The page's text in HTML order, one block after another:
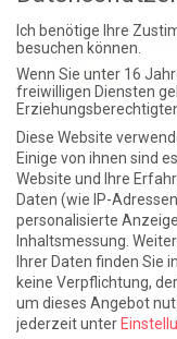
Wenn man
Alter ist man
Lukas
24.05.2026
Ich benötige Ihre
besuchen können.
Wenn Sie unter 16
freiwilligen Diensten
Diese Website
Einige von ihnen sind
Website und Ihre
Daten (wie IP-
personalisierte
Inhaltsmessung.
Ihrer Daten finden Sie
keine Verpflichtung,
um dieses Angebot
jederzeit unter